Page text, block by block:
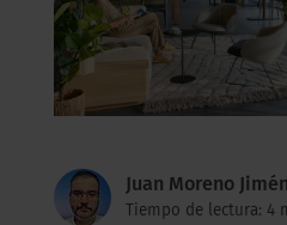
Juan Moreno
Tiempo de lectura: 4